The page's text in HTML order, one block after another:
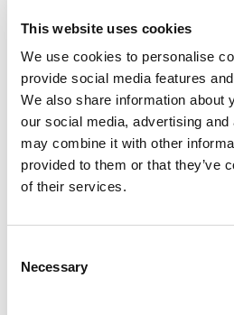
This website uses cookies
We use cookies to personalise
provide social media features
We also share information about
our social media, advertising
may combine it with other
provided to them or that they’ve
of their services.
Selection
Necessary
MICROFLOW TESTの特徴：
他の全自動測定システムと比べ
生産要件に合わせて拡大縮小可
信頼性が高く、高精度で、容易
燃料系部品などの高精度流量測
粒度の高い砥粒が低い含有率で
流動学に基づいて開発された特
に分布された砥粒は、複雑な形